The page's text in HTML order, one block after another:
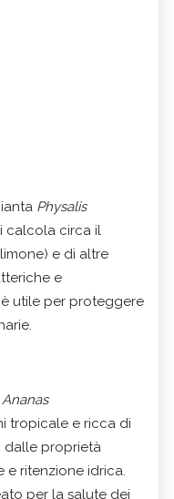
Physalis
calcola circa il
e di altre
e
utile per proteggere
Ananas
tropicale e ricca di
dalle proprietà
e ritenzione idrica.
per la salute dei